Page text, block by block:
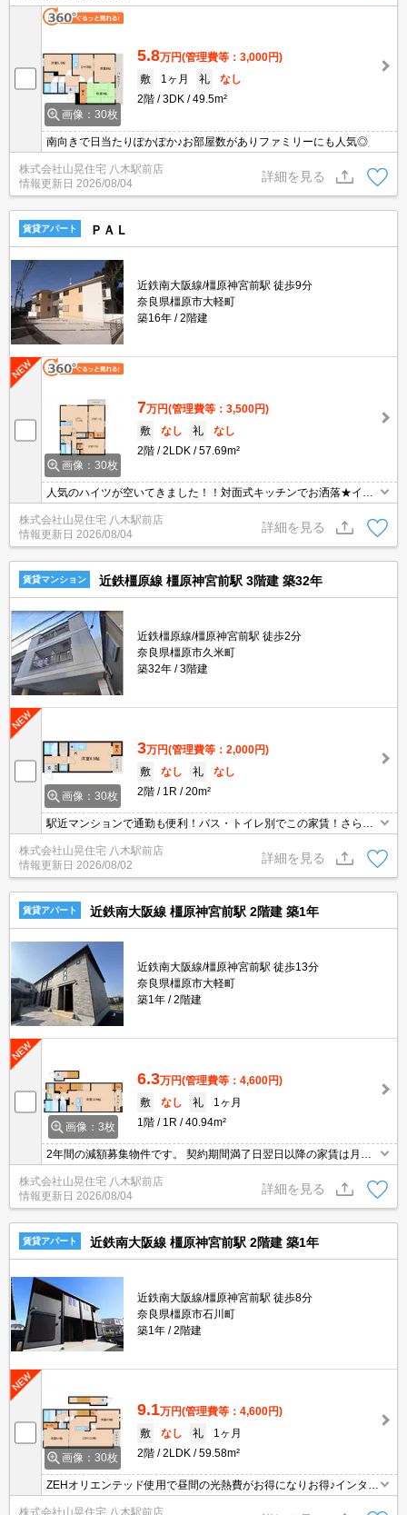
画像：30枚
5.8万円(管理費等：3,000円)
敷
1ヶ月 礼
なし
2階
3DK 49.5m²
南向きで日当たりぽかぽか♪お部屋数がありファミリーにも人気◎
株式会社山晃住宅 八木駅前店
情報更新日 2026/08/04
詳細を見る
賃貸アパート ＰＡＬ
近鉄南大阪線/橿原神宮前駅 徒歩9分
奈良県橿原市大軽町
築16年
2階建
画像：30枚
7万円(管理費等：3,500円)
敷
なし 礼
なし
2階
2LDK 57.69m²
人気のハイツが空いてきました！！対面式キッチンでお洒落★イン
株式会社山晃住宅 八木駅前店
情報更新日 2026/08/04
詳細を見る
賃貸マンション 近鉄橿原線 橿原神宮前駅 3階建 築32年
近鉄橿原線/橿原神宮前駅 徒歩2分
奈良県橿原市久米町
築32年
3階建
画像：30枚
3万円(管理費等：2,000円)
敷
なし 礼
なし
2階
1R 20m²
駅近マンションで通勤も便利！バス・トイレ別でこの家賃！さらに
株式会社山晃住宅 八木駅前店
情報更新日 2026/08/02
詳細を見る
賃貸アパート 近鉄南大阪線 橿原神宮前駅 2階建 築1年
近鉄南大阪線/橿原神宮前駅 徒歩13分
奈良県橿原市大軽町
築1年
2階建
画像：3枚
6.3万円(管理費等：4,600円)
敷
なし 礼
1ヶ月
1階
1R 40.94m²
2年間の減額募集物件です。 契約期間満了日翌日以降の家賃は月額7
ド使用で昼間の光熱費がお得になりお得♪光熱費も都市ガス使用でさ
らにお得♪インターネット無料で使用可能ですので生活費がぐっと抑
えられるお部屋！
株式会社山晃住宅 八木駅前店
情報更新日 2026/08/04
詳細を見る
賃貸アパート 近鉄南大阪線 橿原神宮前駅 2階建 築1年
近鉄南大阪線/橿原神宮前駅 徒歩8分
奈良県橿原市石川町
築1年
2階建
画像：30枚
9.1万円(管理費等：4,600円)
敷
なし 礼
1ヶ月
2階
2LDK 59.58m²
ZEHオリエンテッド使用で昼間の光熱費がお得になりお得♪インター
株式会社山晃住宅 八木駅前店